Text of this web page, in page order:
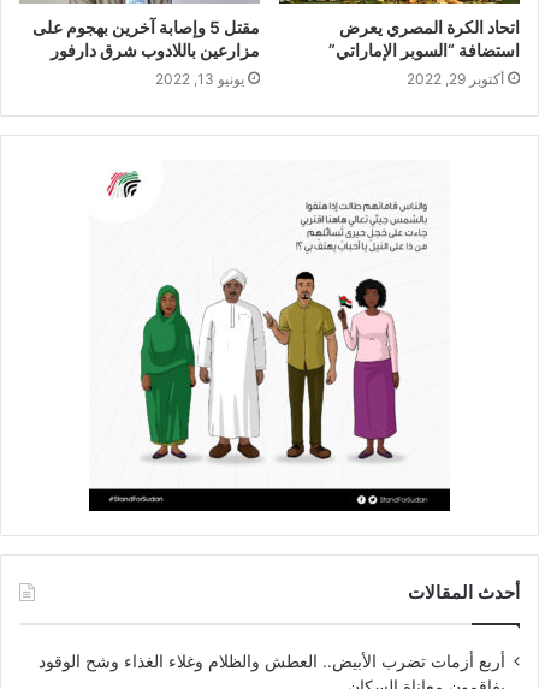
اتحاد الكرة المصري يعرض
استضافة “السوبر الإماراتي”
أكتوبر 29, 2022
مقتل 5 وإصابة آخرين بهجوم على
مزارعين باللادوب شرق دارفور
يونيو 13, 2022
أحدث المقالات
أربع أزمات تضرب الأبيض.. العطش والظلام وغلاء الغذاء وشح الوقود